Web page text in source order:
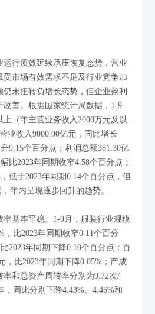
行质效延续承压恢复态势，营业
市场有效需求不足及行业竞争加
未扭转负增长态势，但企业盈利
善。根据国家统计局数据，1-9
（年主营业务收入2000万元及以
业收入9000.00亿元，同比增长
9.15个百分点；利润总额381.30亿
比2023年同期收窄4.58个百分点；
低于2023年同期0.14个百分点，但
年内呈现逐步回升的趋势。
基本平稳。1-9月，服装行业规模
，比2023年同期收窄0.11个百分
2023年同期下降0.10个百分点；百
，比2023年同期下降0.05%；产成
和总资产周转率分别为9.72次/
，同比分别下降4.43%、4.46%和